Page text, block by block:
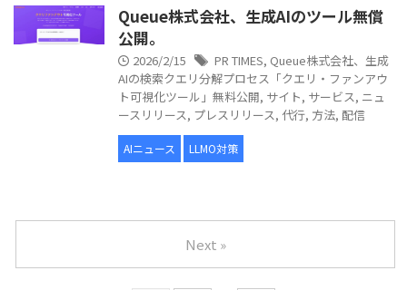
Queue株式会社、生成AIのツール無償
公開。
2026/2/15 PR TIMES, Queue株式会社、生成
AIの検索クエリ分解プロセス「クエリ・ファンアウ
ト可視化ツール」無料公開, サイト, サービス, ニュ
ースリリース, プレスリリース, 代行, 方法, 配信
AIニュース LLMO対策
Next »